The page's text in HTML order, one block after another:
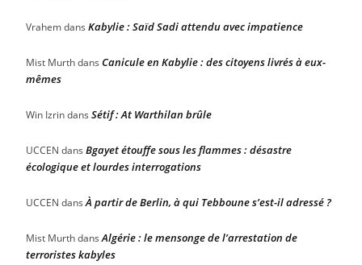
Vrahemdans Kabylie : Saïd Sadi attendu avec impatience
Mist Murthdans Canicule en Kabylie : des citoyens livrés à eux-
mêmes
Win Izrindans Sétif : At Warthilan brûle
UCCEN dans Bgayet étouffe sous les flammes : désastre
écologique et lourdes interrogations
UCCEN dansÀ partir de Berlin, à qui Tebboune s’est-il adressé ?
Mist MurthdansAlgérie : le mensonge de l’arrestation de
terroristes kabyles